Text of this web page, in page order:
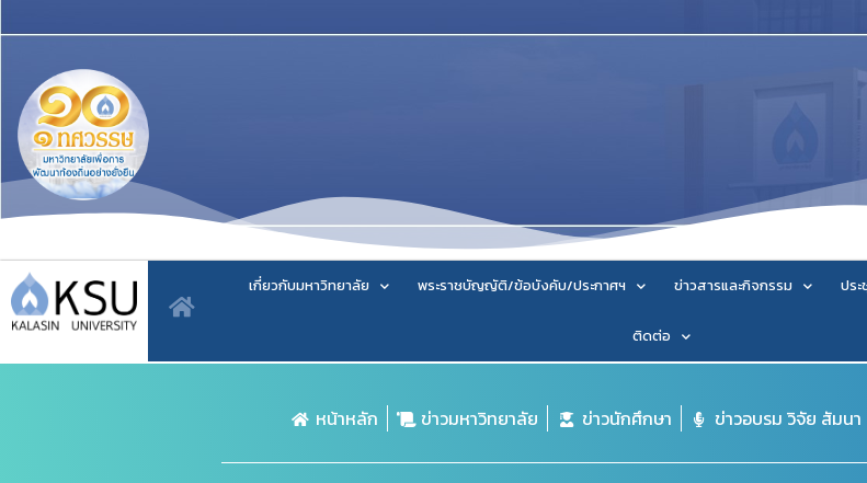
เกี่ยวกับมหาวิทยาลัย พระราชบัญญัติ/ข้อบังคับ/ประกาศฯ ข่าวสารและกิจกรรม ปร
ติดต่อ
หน้าหลัก ข่าวมหาวิทยาลัย ข่าวนักศึกษา ข่าวอบรม วิจัย สัมนา